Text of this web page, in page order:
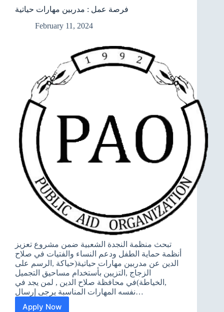
at Basra-
Muthana
فرصة عمل : مدربين مهارات حياتية
February 11, 2024
تبحث منظمة النجدة الشعبية ضمن مشروع تعزيز
أنظمة حماية الطفل ودعم النساء والفتيات في صلاح
الدين عن مدربين مهارات حياتية(حياكة ,الرسم على
الزجاج ,التزيين بأستخدام مساحيق التجميل
,الخياطة)في محافظة صلاح الدين , لمن يجد في
نفسه المهارات المناسبة يرجى إرسال…
Apply Now